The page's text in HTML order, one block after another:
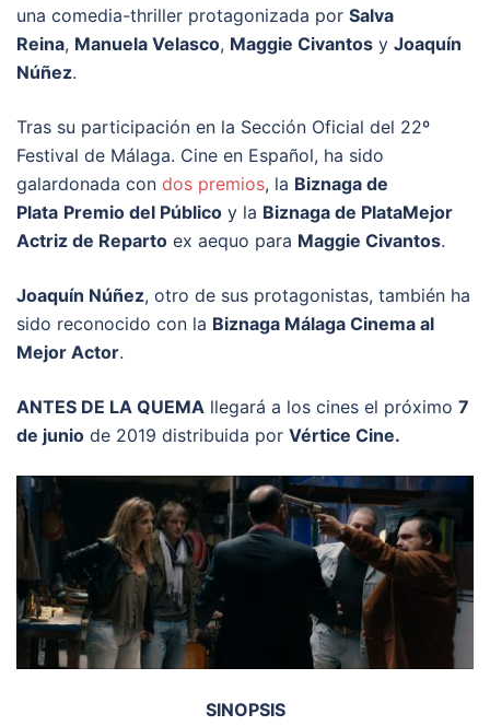
una comedia-thriller protagonizada por Salva
Reina, Manuela Velasco, Maggie Civantos y Joaquín
Núñez.
Tras su participación en la Sección Oficial del 22º
Festival de Málaga. Cine en Español, ha sido
galardonada con dos premios, la Biznaga de
Plata Premio del Público y la Biznaga de PlataMejor
Actriz de Reparto ex aequo para Maggie Civantos.
Joaquín Núñez, otro de sus protagonistas, también ha
sido reconocido con la Biznaga Málaga Cinema al
Mejor Actor.
ANTES DE LA QUEMA llegará a los cines el próximo 7
de junio de 2019 distribuida por Vértice Cine.
SINOPSIS